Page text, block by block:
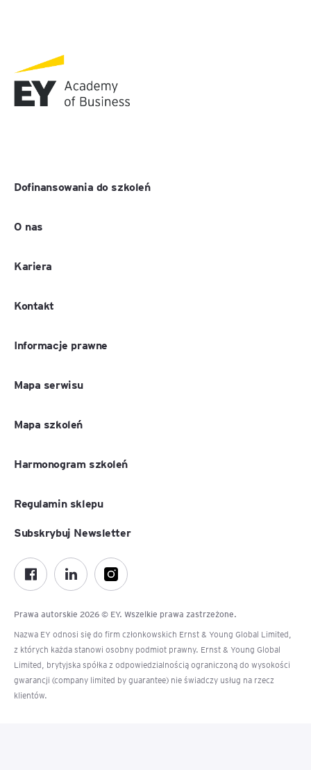
Dofinansowania do szkoleń
O nas
Kariera
Kontakt
Informacje prawne
Mapa serwisu
Mapa szkoleń
Harmonogram szkoleń
Regulamin sklepu
Prawa autorskie 2026 © EY. Wszelkie prawa zastrzeżone.
Nazwa EY odnosi się do firm członkowskich Ernst & Young Global Limited,
z których każda stanowi osobny podmiot prawny. Ernst & Young Global
Limited, brytyjska spółka z odpowiedzialnością ograniczoną do wysokości
gwarancji (company limited by guarantee) nie świadczy usług na rzecz
klientów.
Subskrybuj Newsletter